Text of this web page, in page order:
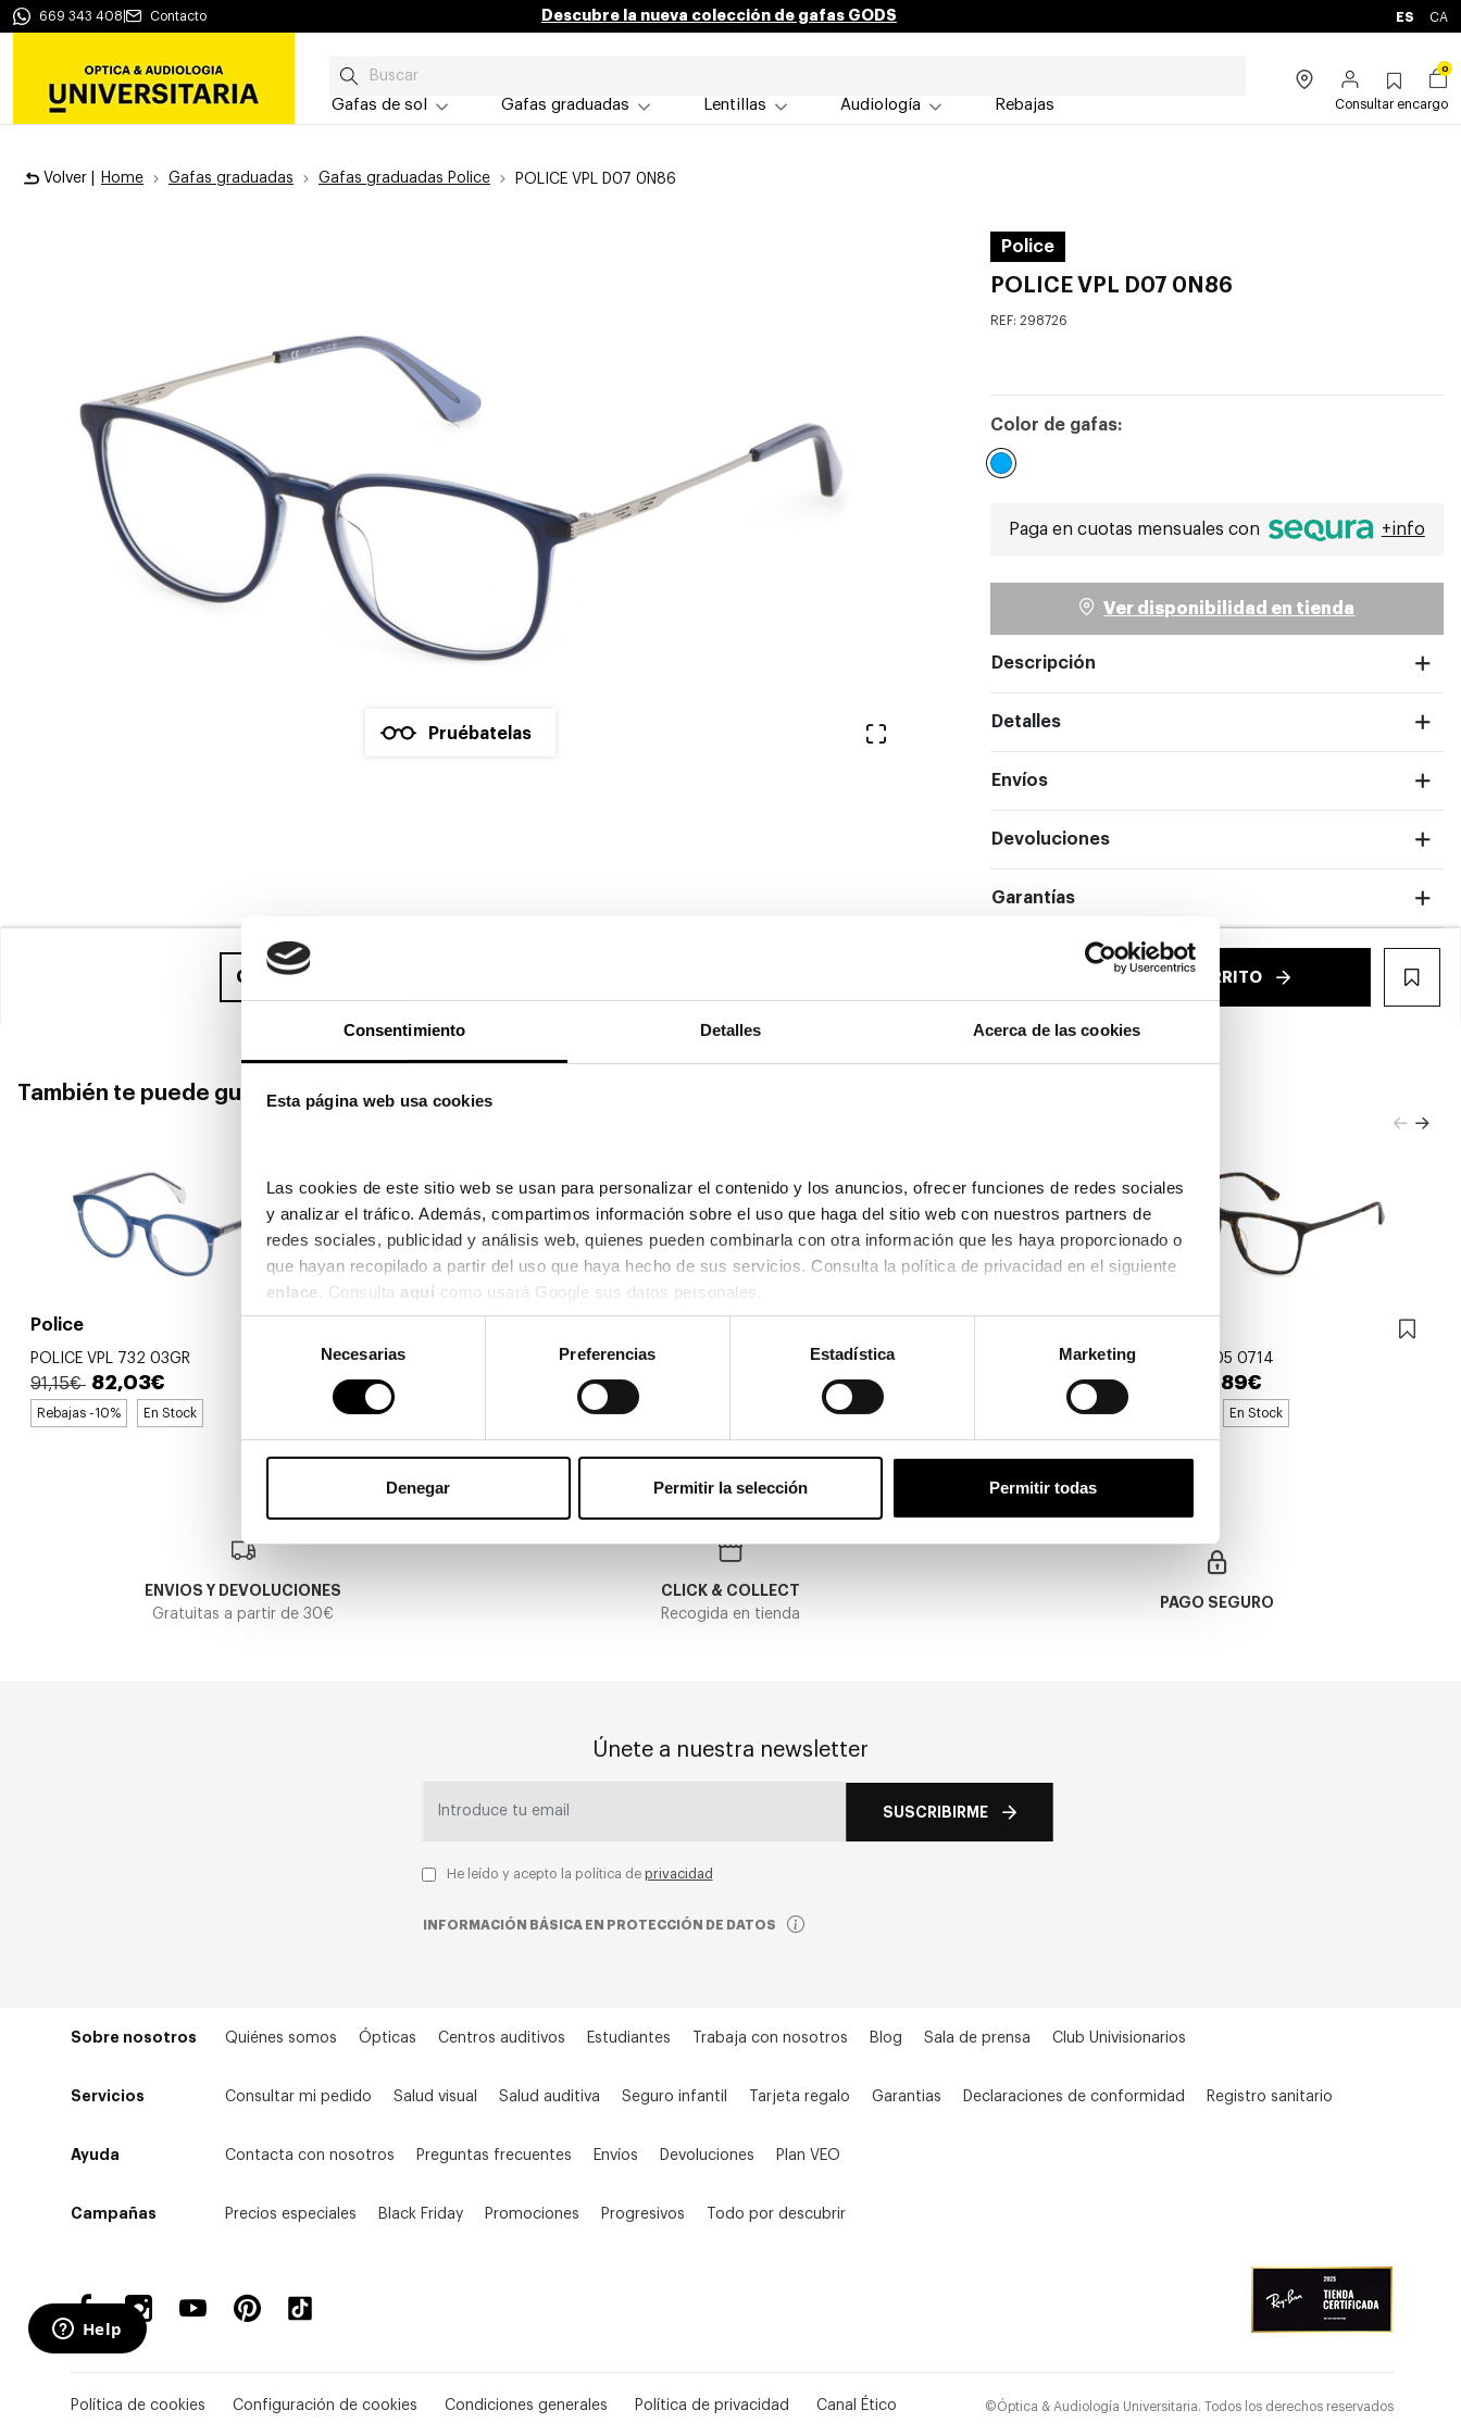
Consentimiento Detalles Acerca de las cookies
Esta página web usa cookies
Las cookies de este sitio web se usan para personalizar el contenido y los anuncios, ofrecer funciones de redes sociales
y analizar el tráfico. Además, compartimos información sobre el uso que haga del sitio web con nuestros partners de
redes sociales, publicidad y análisis web, quienes pueden combinarla con otra información que les haya proporcionado o
enlace . Consulta aquí como usará Google sus datos personales.
consentimiento
Necesarias Preferencias Estadística Marketing
Denegar Permitir la selección Permitir todas
669 343 408 Contacto Descubre la nueva colección de gafas GODS ES CA
Gafas de sol Gafas graduadas Lentillas Audiología Rebajas
0
Consultar encargo
Volver | Home Gafas graduadas Gafas graduadas Police POLICE VPL D07 0N86
Pruébatelas Ver en pantalla completa
Police
POLICE VPL D07 0N86
REF: 298726
Color de gafas:
Paga en cuotas mensuales con +info
Ver disponibilidad en tienda
Descripción
Detalles
Envíos
Devoluciones
Garantías
Compra ahora AÑADIR AL CARRITO
También te puede gustar
Police
POLICE VPL 732 03GR
91,15€ 82,03€
Rebajas -10% En Stock
POLICE VPL F77 04BL
91,15€
POLICE VPL F02 POLICE VPL D05 0714
96,55€ 86,89€
Rebajas -10% En Stock
ENVIOS Y DEVOLUCIONES
Gratuitas a partir de 30€
CLICK & COLLECT
Recogida en tienda
PAGO SEGURO
Únete a nuestra newsletter
SUSCRIBIRME
He leído y acepto la política de privacidad
INFORMACIÓN BÁSICA EN PROTECCIÓN DE DATOS
Sobre nosotros Quiénes somos Ópticas Centros auditivos Estudiantes Trabaja con nosotros Blog Sala de prensa Club Univisionarios
Servicios Consultar mi pedido Salud visual Salud auditiva Seguro infantil Tarjeta regalo Garantias Declaraciones de conformidad Registro sanitario
Ayuda Contacta con nosotros Preguntas frecuentes Envíos Devoluciones Plan VEO
Campañas Precios especiales Black Friday Promociones Progresivos Todo por descubrir
Política de cookies Configuración de cookies Condiciones generales Política de privacidad Canal Ético ©Óptica & Audiología Universitaria. Todos los derechos reservados